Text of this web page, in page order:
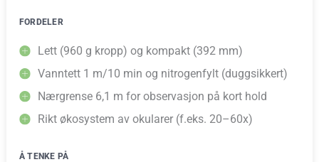
FORDELER
Lett (960 g kropp) og kompakt (392 mm)
Vanntett 1 m/10 min og nitrogenfylt (duggsikkert)
Nærgrense 6,1 m for observasjon på kort hold
Rikt økosystem av okularer (f.eks. 20–60x)
Å TENKE PÅ